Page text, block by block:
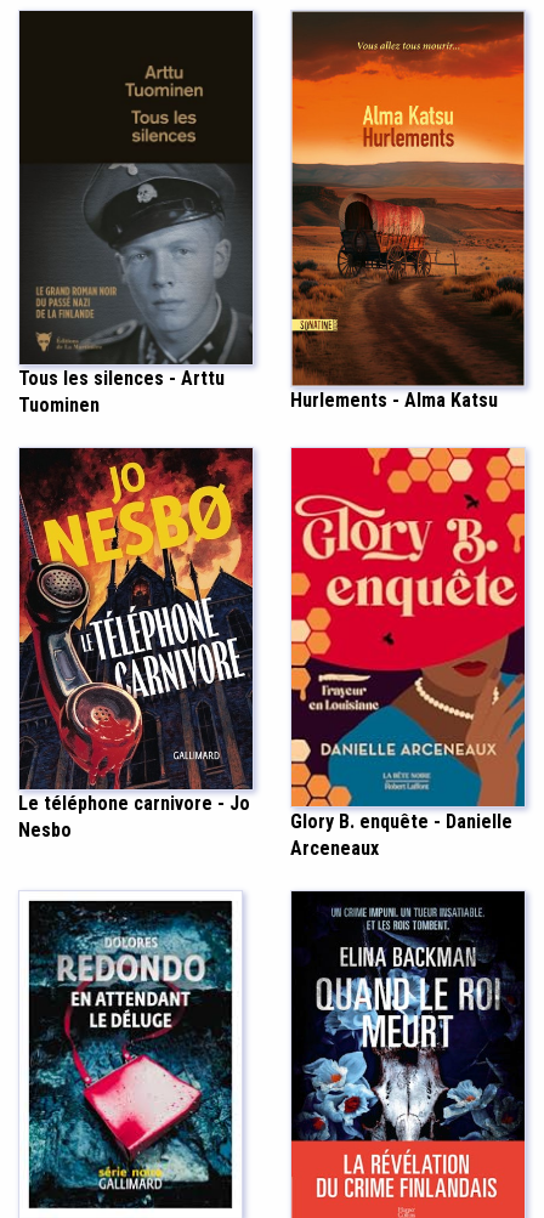
Tous les silences - Arttu
Tuominen
Hurlements - Alma Katsu
Le téléphone carnivore - Jo
Nesbo
Glory B. enquête - Danielle
Arceneaux